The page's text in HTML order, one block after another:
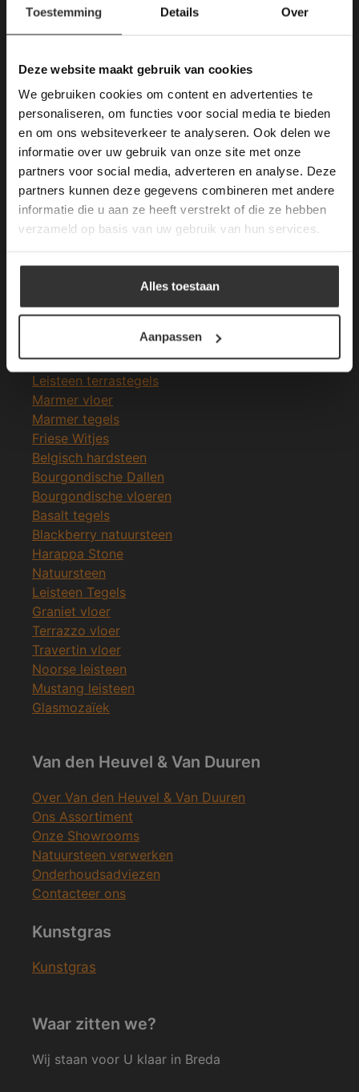
Toestemming Details Over
Deze website maakt gebruik van cookies
We gebruiken cookies om content en advertenties te
personaliseren, om functies voor social media te bieden
en om ons websiteverkeer te analyseren. Ook delen we
informatie over uw gebruik van onze site met onze
partners voor social media, adverteren en analyse. Deze
partners kunnen deze gegevens combineren met andere
informatie die u aan ze heeft verstrekt of die ze hebben
verzameld op basis van uw gebruik van hun services.
Alles toestaan
Aanpassen
Merken Keramiek Terrastegels
Merken Glasmozaïek
Meeste Gezochte Natuursteen
Terrastegels
Leisteen terrastegels
Marmer vloer
Marmer tegels
Friese Witjes
Belgisch hardsteen
Bourgondische Dallen
Bourgondische vloeren
Basalt tegels
Blackberry natuursteen
Harappa Stone
Natuursteen
Leisteen Tegels
Graniet vloer
Terrazzo vloer
Travertin vloer
Noorse leisteen
Mustang leisteen
Glasmozaïek
Van den Heuvel & Van Duuren
Over Van den Heuvel & Van Duuren
Ons Assortiment
Onze Showrooms
Natuursteen verwerken
Onderhoudsadviezen
Contacteer ons
Kunstgras
Kunstgras
Waar zitten we?
Wij staan voor U klaar in Breda
Deze website maakt
gebruik van cookies.
This Cookie Banner was deleted and is no
longer working. Please contact the website
administrator.
Deze website gebruikt cookies om de
gebruikerservaring te verbeteren. Door
gebruik te maken van onze website geeft u
toestemming voor alle cookies in
overeenstemming met ons cookiebeleid.Lees
verder
ALLES ACCEPTEREN
ALLES AFWIJZEN
DETAILS WEERGEVEN